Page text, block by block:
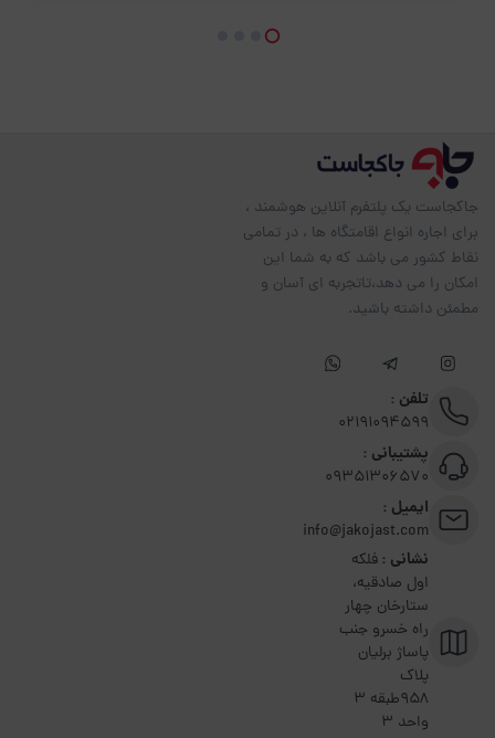
جاکجاست یک پلتفرم آنلاین هوشمند ،
برای اجاره انواع اقامتگاه ها ، در تمامی
نقاط کشور می باشد که به شما این
امکان را می دهد،تاتجربه ای آسان و
مطمئن داشته باشید.
تلفن :
02191094599
پشتیبانی :
09351306570
ایمیل :
info@jakojast.com
نشانی :فلکه
اول صادقیه،
ستارخان چهار
راه خسرو جنب
پاساژ برلیان
پلاک
۹۵۸طبقه 3
واحد 3